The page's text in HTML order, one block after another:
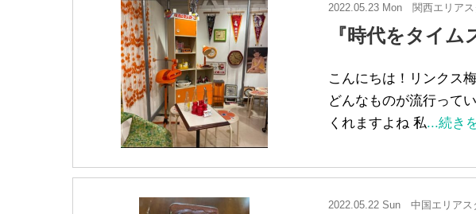
2022.05.23 Mon 関西エリア
『時代をタイム
こんにちは！リンクス
どんなものが流行って
くれますよね 私...続き
2022.05.22 Sun 中国エリアス